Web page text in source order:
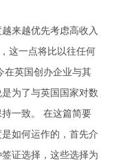
来越优先考虑高收入
这一点将比以往任何
在英国创办企业与其
为了与英国国家对数
一致。 在这篇简要
如何运作的，首先介
证选择，这些选择为